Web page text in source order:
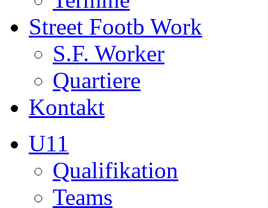
U11
Qualifikation
Teams
U13
Qualifikation
Teams
U16
Qualifikation